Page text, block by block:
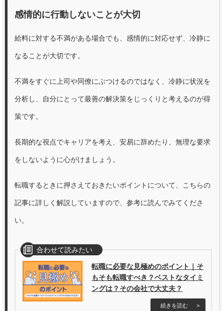
感情的に行動しないことが大切
給料に対する不満がある場合でも、感情的に対応せず、冷静に
なることが大切です。
不満をすぐに上司や同僚にぶつけるのではなく、冷静に状況を
分析し、自分にとって最善の解決策をじっくりと考えるのが得
策です。
長期的な視点でキャリアを考え、安易に辞めたり、無理な要求
をしないように心がけましょう。
転職するときに押さえておきたいポイントについて、こちらの
記事に詳しく解説していますので、参考に読んでみてくださ
い。
合わせて読みたい
転職に必要な見極めのポイント｜そ
もそも転職すべき？ベストなタイミ
ングは？その会社で大丈夫？
続きを読む